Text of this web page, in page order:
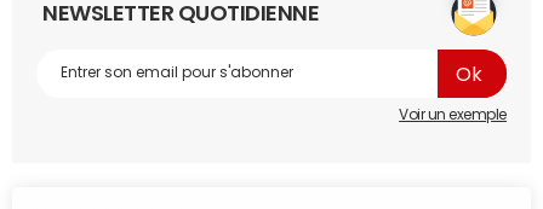
NEWSLETTER QUOTIDIENNE
Voir un exemple